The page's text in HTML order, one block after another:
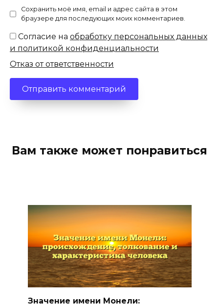
Сохранить моё имя, email и адрес сайта в этом
браузере для последующих моих комментариев.
Согласие на обработку персональных данных
и политикой конфиденциальности
Отказ от ответственности
Вам также может понравиться
Значение имени Монели: